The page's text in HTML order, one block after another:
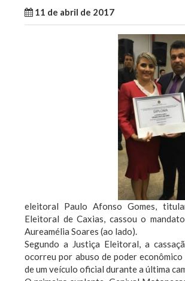
11 de abril de 2017
eleitoral Paulo Afonso Gomes,
Eleitoral de Caxias, cassou o
Aureamélia Soares (ao lado).
Segundo a Justiça Eleitoral, a
ocorreu por abuso de poder
de um veículo oficial durante a última